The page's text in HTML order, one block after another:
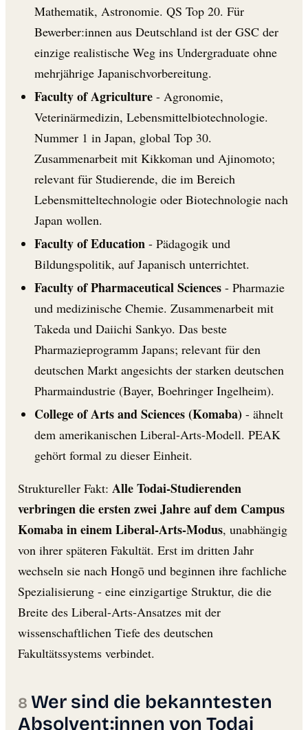
Mathematik, Astronomie. QS Top 20. Für
Bewerber:innen aus Deutschland ist der GSC der
einzige realistische Weg ins Undergraduate ohne
mehrjährige Japanischvorbereitung.
Faculty of Agriculture- Agronomie,
Veterinärmedizin, Lebensmittelbiotechnologie.
Nummer 1 in Japan, global Top 30.
Zusammenarbeit mit Kikkoman und Ajinomoto;
relevant für Studierende, die im Bereich
Lebensmitteltechnologie oder Biotechnologie nach
Japan wollen.
Faculty of Education - Pädagogik und
Bildungspolitik, auf Japanisch unterrichtet.
Faculty of Pharmaceutical Sciences- Pharmazie
und medizinische Chemie. Zusammenarbeit mit
Takeda und Daiichi Sankyo. Das beste
Pharmazieprogramm Japans; relevant für den
deutschen Markt angesichts der starken deutschen
Pharmaindustrie (Bayer, Boehringer Ingelheim).
College of Arts and Sciences (Komaba)- ähnelt
dem amerikanischen Liberal-Arts-Modell. PEAK
gehört formal zu dieser Einheit.
Struktureller Fakt: Alle Todai-Studierenden
verbringen die ersten zwei Jahre auf dem Campus
Komaba in einem Liberal-Arts-Modus, unabhängig
von ihrer späteren Fakultät. Erst im dritten Jahr
wechseln sie nach Hongō und beginnen ihre fachliche
Spezialisierung - eine einzigartige Struktur, die die
Breite des Liberal-Arts-Ansatzes mit der
wissenschaftlichen Tiefe des deutschen
Fakultätssystems verbindet.
Wer sind die bekanntesten
Absolvent:innen von Todai